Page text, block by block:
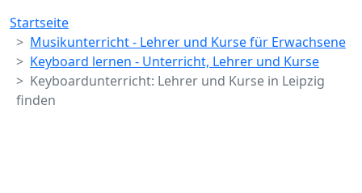
Breadcrumb
Startseite
Musikunterricht - Lehrer und Kurse für Erwachsene
Keyboard lernen - Unterricht, Lehrer und Kurse
Keyboardunterricht: Lehrer und Kurse in Leipzig
finden